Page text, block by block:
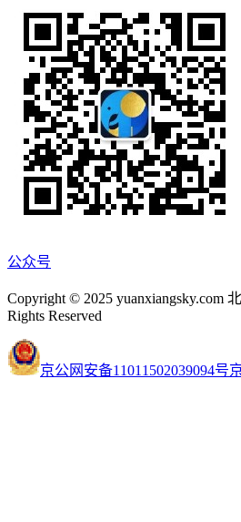
公众号
Copyright © 2025 yuanxiangsky.com
Rights Reserved
京公网安备11011502039094号